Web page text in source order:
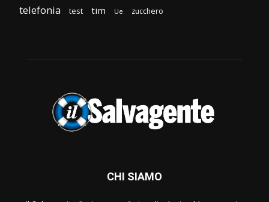
telefonia test tim Ue zucchero
CHI SIAMO